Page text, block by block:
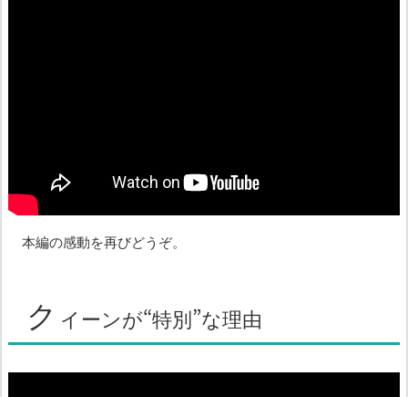
本編の感動を再びどうぞ。
ク イーンが“特別”な理由